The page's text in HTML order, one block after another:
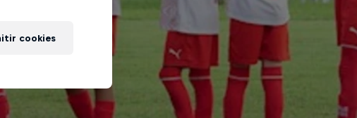
cookies